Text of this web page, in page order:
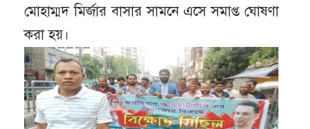
মোহাম্মদ মির্জার বাসার সামনে এসে সমাপ্ত ঘোষণা
করা হয়।